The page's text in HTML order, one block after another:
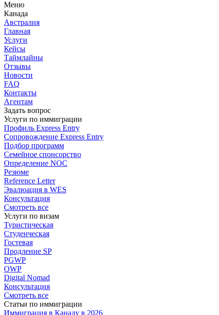
Меню
Канада
Австралия
Главная
Услуги
Кейсы
Таймлайны
Отзывы
Новости
FAQ
Контакты
Агентам
Задать вопрос
Услуги по иммиграции
Профиль Express Entry
Сопровождение Express Entry
Подбор программ
Семейное спонсорство
Определение NOC
Резюме
Reference Letter
Эвалюация в WES
Консультация
Смотреть все
Услуги по визам
Туристическая
Студенческая
Гостевая
Продление SP
PGWP
OWP
Digital Nomad
Консультация
Смотреть все
Статьи по иммиграции
Иммиграция в Канаду в 2026